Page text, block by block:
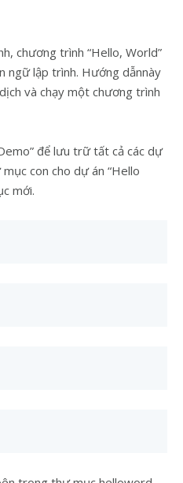
chương trình “Hello, World”
ngữ lập trình. Hướng dẫnnày
và chạy một chương trình
để lưu trữ tất cả các dự
con cho dự án “Hello
mới.